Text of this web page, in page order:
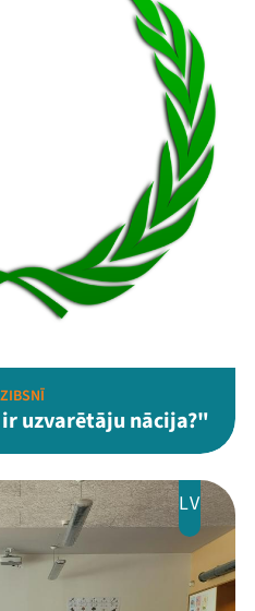
uzvarētāju nācija?"
LV